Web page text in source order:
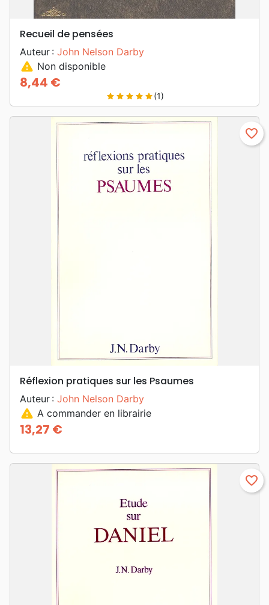
Recueil de pensées
Auteur : John Nelson Darby
warning Non disponible
Prix
8,44 €
star star star star star(1)
favorite_border
Réflexion pratiques sur les Psaumes
Auteur : John Nelson Darby
warning A commander en librairie
Prix
13,27 €
favorite_border